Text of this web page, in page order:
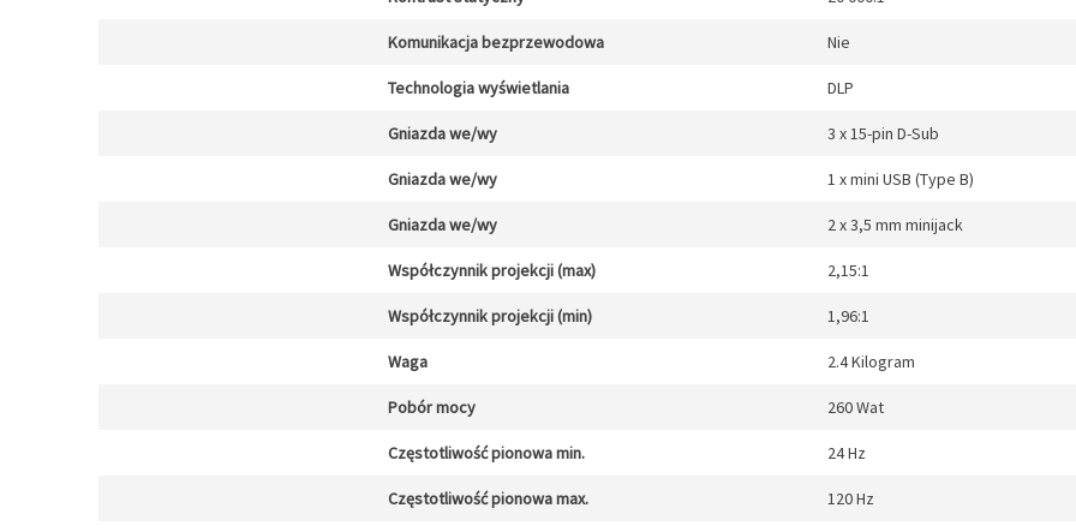
Komunikacja bezprzewodowa Nie
Technologia wyświetlania DLP
Gniazda we/wy 3 x 15-pin D-Sub
Gniazda we/wy 1 x mini USB (Type B)
Gniazda we/wy 2 x 3,5 mm minijack
Współczynnik projekcji (max) 2,15:1
Współczynnik projekcji (min) 1,96:1
Waga 2.4 Kilogram
Pobór mocy 260 Wat
Częstotliwość pionowa min. 24 Hz
Częstotliwość pionowa max. 120 Hz